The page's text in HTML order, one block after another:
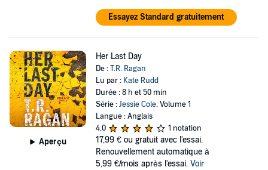
Essayez Standard gratuitement
Aperçu
Her Last Day
De :T.R. Ragan
Lu par : Kate Rudd
Durée : 8 h et 50 min
Série :Jessie Cole, Volume 1
Langue : Anglais
4,0
1 notation
17,99 € ou gratuit avec l'essai.
Renouvellement automatique à
5,99 €/mois après l'essai. Voir